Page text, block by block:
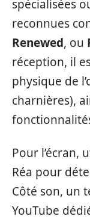
spécialisées
reconnues
Renewed, ou
réception, il
physique de
charnières),
Pour l’écran,
Réa pour
Côté son, un
YouTube